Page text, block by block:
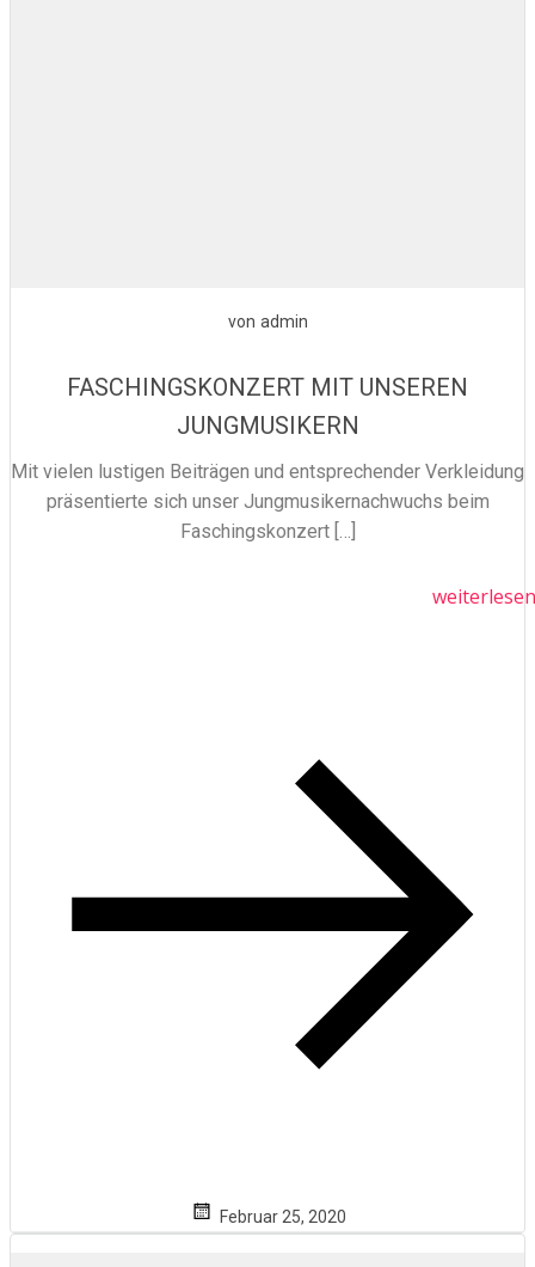
von admin
FASCHINGSKONZERT MIT UNSEREN
JUNGMUSIKERN
Mit vielen lustigen Beiträgen und entsprechender Verkleidung
präsentierte sich unser Jungmusikernachwuchs beim
Faschingskonzert […]
weiterlesen
Februar 25, 2020